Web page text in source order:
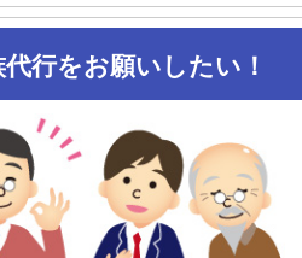
代行をお願いしたい！